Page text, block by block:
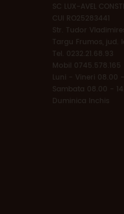
SC LUX-AVEL
CUI RO25283441
Str. Tudor
Targu Frumos, jud.
Tel. 0232.21.68.93
Mobil 0745.578.165
Luni - Vineri 08.00 -
Sambata 08.00 -
Duminica Inchis